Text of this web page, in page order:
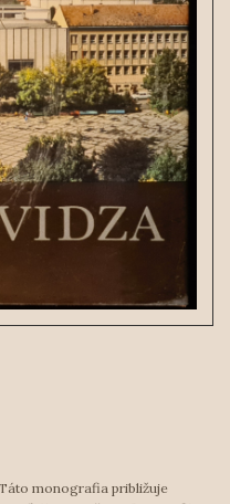
monografia približuje